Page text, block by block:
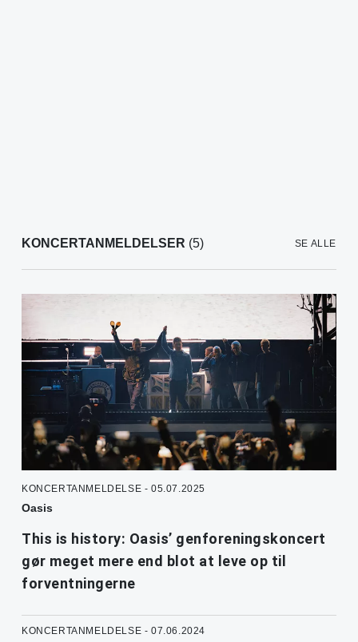
KONCERTANMELDELSER (5) SE ALLE
KONCERTANMELDELSE - 05.07.2025
Oasis
This is history: Oasis’ genforeningskoncert
gør meget mere end blot at leve op til
forventningerne
KONCERTANMELDELSE - 07.06.2024